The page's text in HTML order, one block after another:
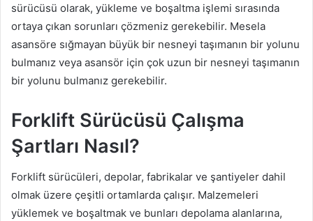
sürücüsü olarak, yükleme ve boşaltma işlemi sırasında
ortaya çıkan sorunları çözmeniz gerekebilir. Mesela
asansöre sığmayan büyük bir nesneyi taşımanın bir yolunu
bulmanız veya asansör için çok uzun bir nesneyi taşımanın
bir yolunu bulmanız gerekebilir.
Forklift Sürücüsü Çalışma
Şartları Nasıl?
Forklift sürücüleri, depolar, fabrikalar ve şantiyeler dahil
olmak üzere çeşitli ortamlarda çalışır. Malzemeleri
yüklemek ve boşaltmak ve bunları depolama alanlarına,